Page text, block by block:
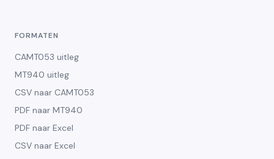
FORMATEN
CAMT053 uitleg
MT940 uitleg
CSV naar CAMT053
PDF naar MT940
PDF naar Excel
CSV naar Excel